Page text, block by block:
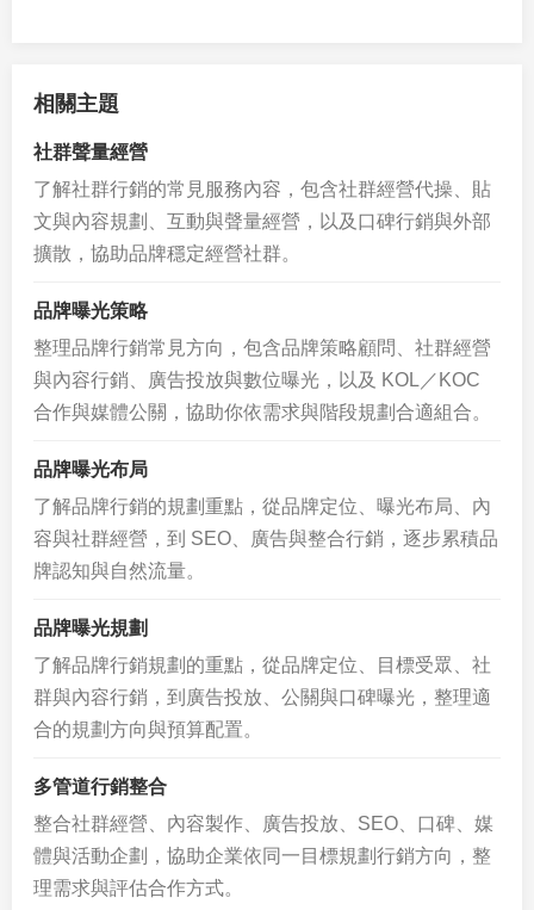
相關主題
社群聲量經營
了解社群行銷的常見服務內容，包含社群經營代操、貼
文與內容規劃、互動與聲量經營，以及口碑行銷與外部
擴散，協助品牌穩定經營社群。
品牌曝光策略
整理品牌行銷常見方向，包含品牌策略顧問、社群經營
與內容行銷、廣告投放與數位曝光，以及 KOL／KOC
合作與媒體公關，協助你依需求與階段規劃合適組合。
品牌曝光布局
了解品牌行銷的規劃重點，從品牌定位、曝光布局、內
容與社群經營，到 SEO、廣告與整合行銷，逐步累積品
牌認知與自然流量。
品牌曝光規劃
了解品牌行銷規劃的重點，從品牌定位、目標受眾、社
群與內容行銷，到廣告投放、公關與口碑曝光，整理適
合的規劃方向與預算配置。
多管道行銷整合
整合社群經營、內容製作、廣告投放、SEO、口碑、媒
體與活動企劃，協助企業依同一目標規劃行銷方向，整
理需求與評估合作方式。